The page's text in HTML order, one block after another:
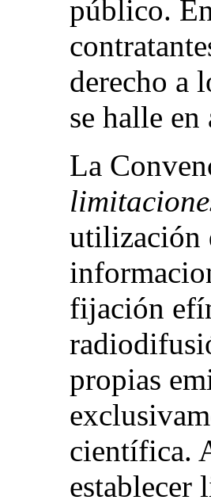
público.
derecho a
se halle en
La
utilización
fijación
propias
científica.
establecer